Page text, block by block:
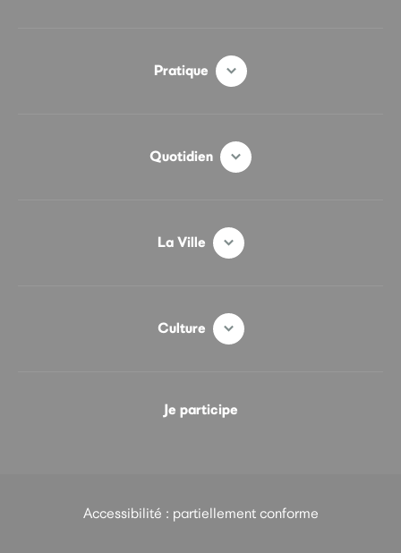
Pratique
Quotidien
La Ville
Culture
Je participe
Accessibilité : partiellement conforme